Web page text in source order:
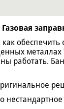
Газовая
обеспечить
работать.